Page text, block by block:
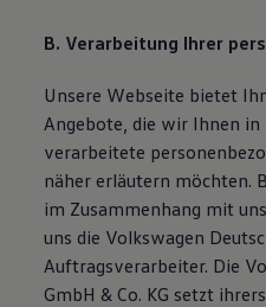
Lifestyle
Familie
Volkswagen R
Pannen- und
Volkswagen
B. Verarbeitung Ihrer
Unsere Webseite bietet
Angebote, die wir Ihnen in
verarbeitete
näher erläutern möchten.
im Zusammenhang mit
uns die Volkswagen
Auftragsverarbeiter. Die
GmbH & Co. KG setzt